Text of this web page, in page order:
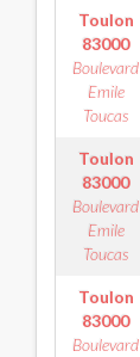
Toulon
83000
Boulevard
Emile
Toucas
Toulon
83000
Boulevard
Emile
Toucas
Toulon
83000
Boulevard